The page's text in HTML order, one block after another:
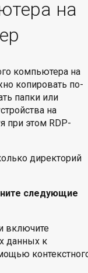
на
компьютера на
копировать по-
папки или
на
при этом RDP-
директорий
следующие
включите
данных к